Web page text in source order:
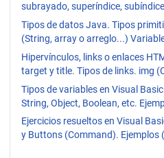
subrayado, superíndice,
Tipos de datos Java. Tipos
(String, array o arreglo...)
Hipervínculos, links o enlaces
target y title. Tipos de links. img
Tipos de variables en Visual
String, Object, Boolean, etc.
Ejercicios resueltos en Visual
y Buttons (Command). Ejemplos